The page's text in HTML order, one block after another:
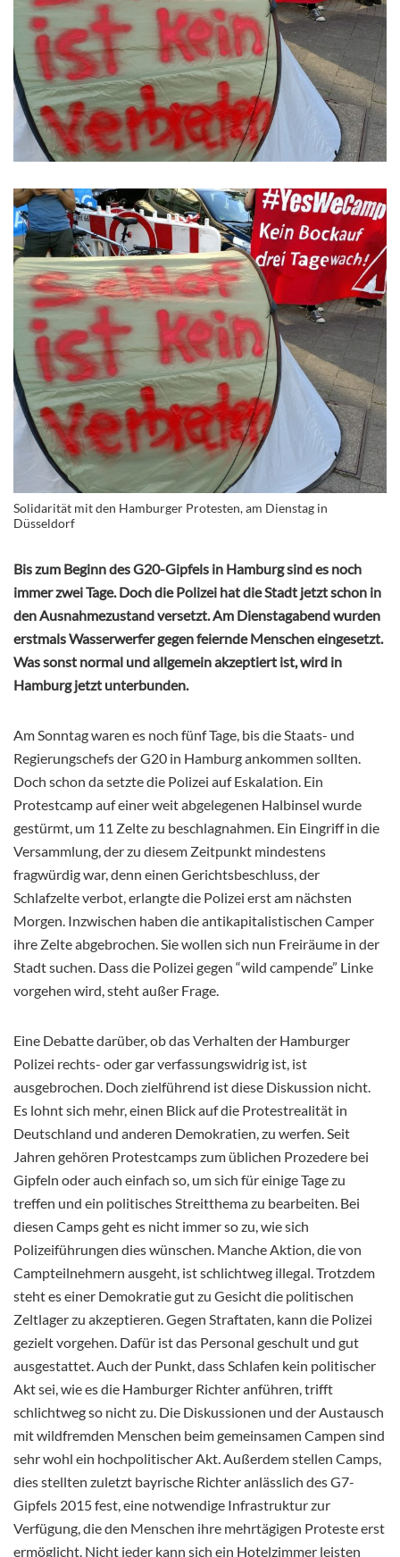
Solidarität mit den Hamburger Protesten, am Dienstag in
Düsseldorf
Bis zum Beginn des G20-Gipfels in Hamburg sind es noch
immer zwei Tage. Doch die Polizei hat die Stadt jetzt schon in
den Ausnahmezustand versetzt. Am Dienstagabend wurden
erstmals Wasserwerfer gegen feiernde Menschen eingesetzt.
Was sonst normal und allgemein akzeptiert ist, wird in
Hamburg jetzt unterbunden.
Am Sonntag waren es noch fünf Tage, bis die Staats- und
Regierungschefs der G20 in Hamburg ankommen sollten.
Doch schon da setzte die Polizei auf Eskalation. Ein
Protestcamp auf einer weit abgelegenen Halbinsel wurde
gestürmt, um 11 Zelte zu beschlagnahmen. Ein Eingriff in die
Versammlung, der zu diesem Zeitpunkt mindestens
fragwürdig war, denn einen Gerichtsbeschluss, der
Schlafzelte verbot, erlangte die Polizei erst am nächsten
Morgen. Inzwischen haben die antikapitalistischen Camper
ihre Zelte abgebrochen. Sie wollen sich nun Freiräume in der
Stadt suchen. Dass die Polizei gegen “wild campende” Linke
vorgehen wird, steht außer Frage.
Eine Debatte darüber, ob das Verhalten der Hamburger
Polizei rechts- oder gar verfassungswidrig ist, ist
ausgebrochen. Doch zielführend ist diese Diskussion nicht.
Es lohnt sich mehr, einen Blick auf die Protestrealität in
Deutschland und anderen Demokratien, zu werfen. Seit
Jahren gehören Protestcamps zum üblichen Prozedere bei
Gipfeln oder auch einfach so, um sich für einige Tage zu
treffen und ein politisches Streitthema zu bearbeiten. Bei
diesen Camps geht es nicht immer so zu, wie sich
Polizeiführungen dies wünschen. Manche Aktion, die von
Campteilnehmern ausgeht, ist schlichtweg illegal. Trotzdem
steht es einer Demokratie gut zu Gesicht die politischen
Zeltlager zu akzeptieren. Gegen Straftaten, kann die Polizei
gezielt vorgehen. Dafür ist das Personal geschult und gut
ausgestattet. Auch der Punkt, dass Schlafen kein politischer
Akt sei, wie es die Hamburger Richter anführen, trifft
schlichtweg so nicht zu. Die Diskussionen und der Austausch
mit wildfremden Menschen beim gemeinsamen Campen sind
sehr wohl ein hochpolitischer Akt. Außerdem stellen Camps,
dies stellten zuletzt bayrische Richter anlässlich des G7-
Gipfels 2015 fest, eine notwendige Infrastruktur zur
Verfügung, die den Menschen ihre mehrtägigen Proteste erst
ermöglicht. Nicht jeder kann sich ein Hotelzimmer leisten